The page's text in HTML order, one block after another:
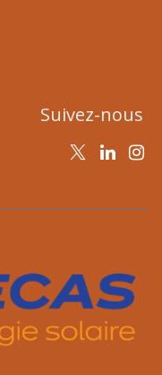
Suivez-nous